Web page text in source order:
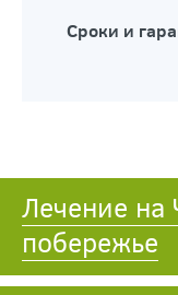
Сроки и
Лечение на
побережье